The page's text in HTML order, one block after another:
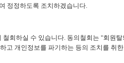
정정하도록 조치하겠습니다.
철회하실 수 있습니다. 동의철회는 "회원탈
고 개인정보를 파기하는 등의 조치를 취